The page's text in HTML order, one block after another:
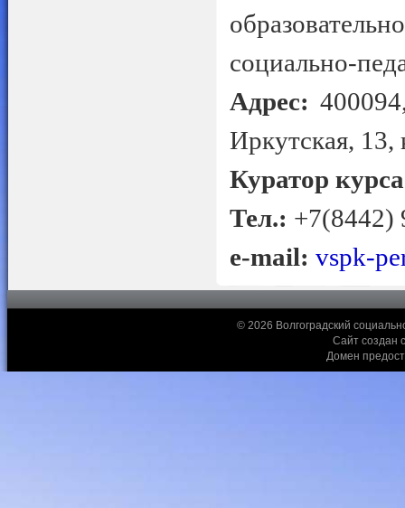
социально-
Адрес:
Иркутская, 13,
Куратор
Тел.: +7(8442)
e-mail: vspk-
© 2026 Волгоградский
Сайт создан
Домен